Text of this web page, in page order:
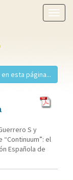
menú
S y
el
Española de